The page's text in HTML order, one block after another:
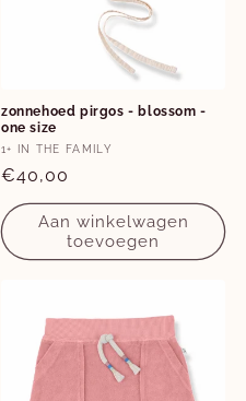
zonnehoed pirgos - blossom -
one size
Verkoper:
1+ IN THE FAMILY
Normale
prijs
€40,00
Aan winkelwagen
toevoegen